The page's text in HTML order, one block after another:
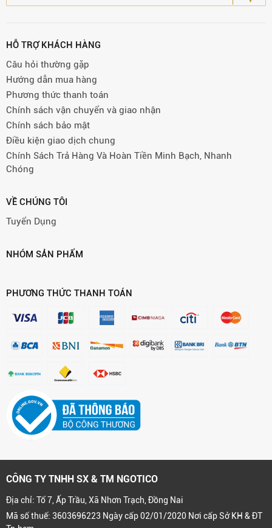
HỖ TRỢ KHÁCH HÀNG
Câu hỏi thường gặp
Hướng dẫn mua hàng
Phương thức thanh toán
Chính sách vận chuyển và giao nhận
Chính sách bảo mật
Điều kiện giao dịch chung
Chính Sách Trả Hàng Và Hoàn Tiền Minh Bạch, Nhanh
Chóng
VỀ CHÚNG TÔI
Tuyển Dụng
NHÓM SẢN PHẨM
PHƯƠNG THỨC THANH TOÁN
CÔNG TY TNHH SX & TM NGOTICO
Địa chỉ: Tổ 7, Ấp Trầu, Xã Nhơn Trạch, Đồng Nai
Mã số thuế: 3603696223 Ngày cấp 02/01/2020 Nơi cấp Sở KH & ĐT